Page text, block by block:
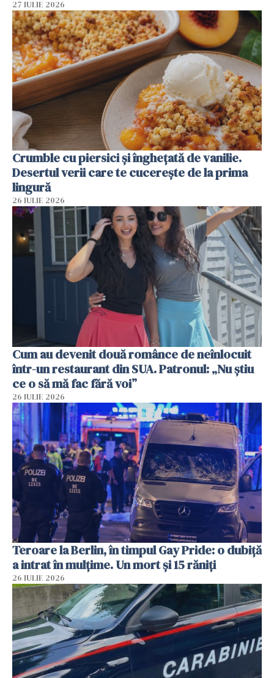
27 IULIE 2026
Crumble cu piersici și înghețată de vanilie.
Desertul verii care te cucerește de la prima
lingură
26 IULIE 2026
Cum au devenit două românce de neînlocuit
într-un restaurant din SUA. Patronul: „Nu știu
ce o să mă fac fără voi”
26 IULIE 2026
Teroare la Berlin, în timpul Gay Pride: o dubiță
a intrat în mulțime. Un mort și 15 răniți
26 IULIE 2026